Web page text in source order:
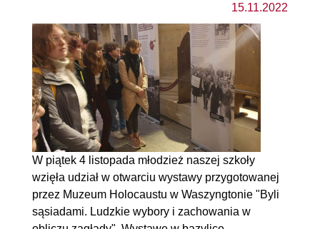
15.11.2022
W piątek 4 listopada młodzież naszej szkoły
wzięła udział w otwarciu wystawy przygotowanej
przez Muzeum Holocaustu w Waszyngtonie "Byli
sąsiadami. Ludzkie wybory i zachowania w